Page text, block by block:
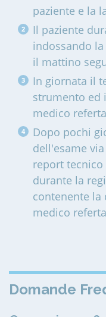
paziente e la
Il paziente
indossando
il mattino
In giornata il
strumento ed
medico
Dopo pochi
dell'esame
report
durante la
contenente la
medico
Domande